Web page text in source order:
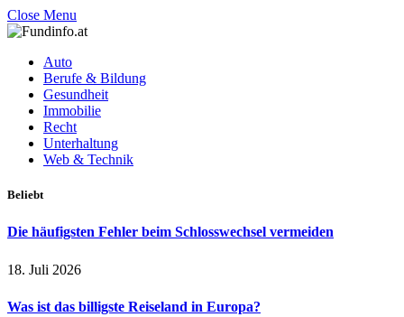
Close Menu
Auto
Berufe & Bildung
Gesundheit
Immobilie
Recht
Unterhaltung
Web & Technik
Beliebt
Die häufigsten Fehler beim Schlosswechsel vermeiden
18. Juli 2026
Was ist das billigste Reiseland in Europa?